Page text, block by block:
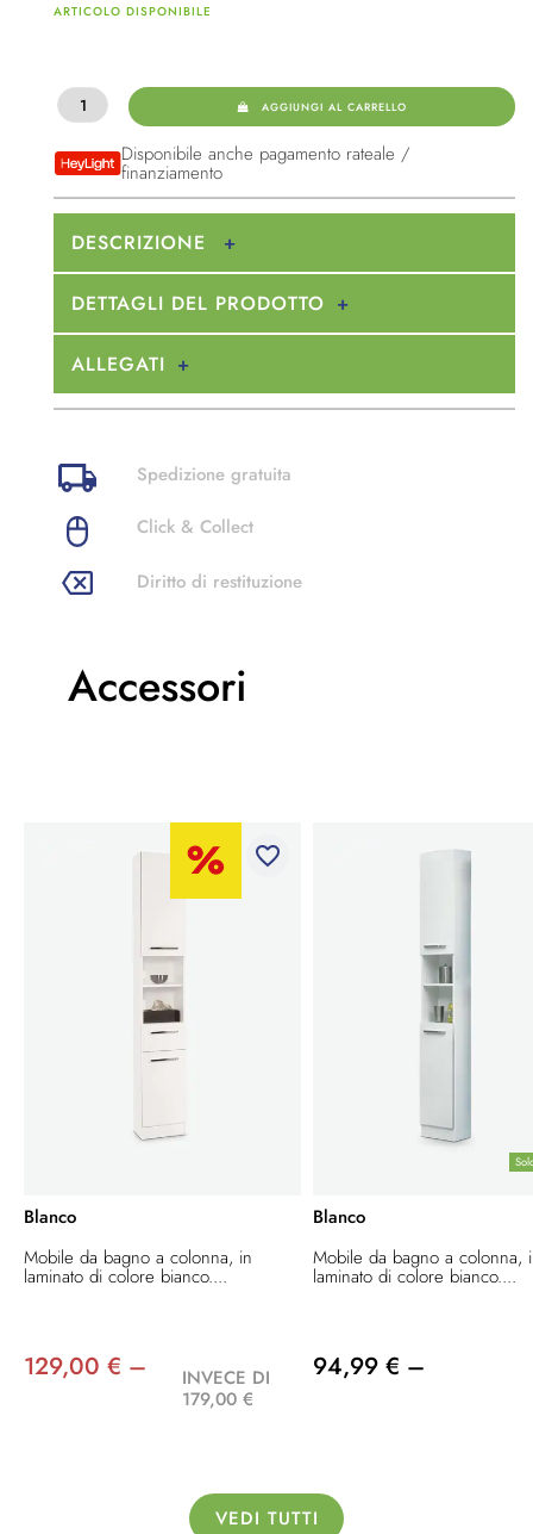
ARTICOLO DISPONIBILE
AGGIUNGI AL CARRELLO
Disponibile anche pagamento rateale /
finanziamento
DESCRIZIONE
DETTAGLI DEL PRODOTTO
ALLEGATI
Spedizione gratuita
Click & Collect
Diritto di restituzione
Accessori
favorite_border
Blanco
Mobile da bagno a colonna, in
laminato di colore bianco....
129,00 € –
INVECE DI
179,00 €
Blanco
Mobile da bagno a colonna,
laminato di colore bianco....
94,99 € –
VEDI TUTTI